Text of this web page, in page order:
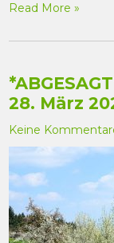
Read More »
28. März
Keine